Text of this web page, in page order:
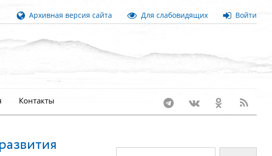
Архивная версия сайта Для слабовидящих Войти
Контакты